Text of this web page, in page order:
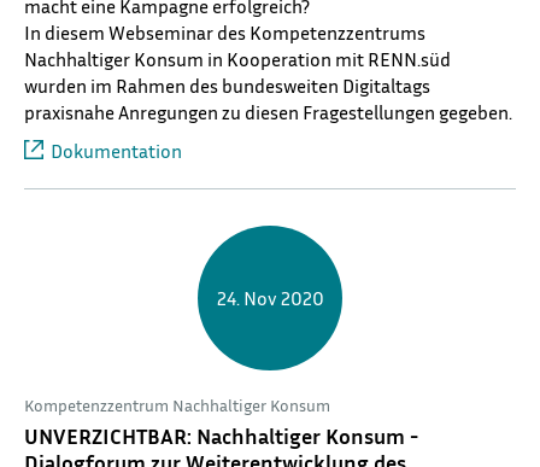
macht eine Kampagne erfolgreich?
In diesem Webseminar des Kompetenzzentrums
Nachhaltiger Konsum in Kooperation mit RENN.süd
wurden im Rahmen des bundesweiten Digitaltags
praxisnahe Anregungen zu diesen Fragestellungen gegeben.
Dokumentation
24. Nov 2020
Kompetenzzentrum Nachhaltiger Konsum
UNVERZICHTBAR: Nachhaltiger Konsum -